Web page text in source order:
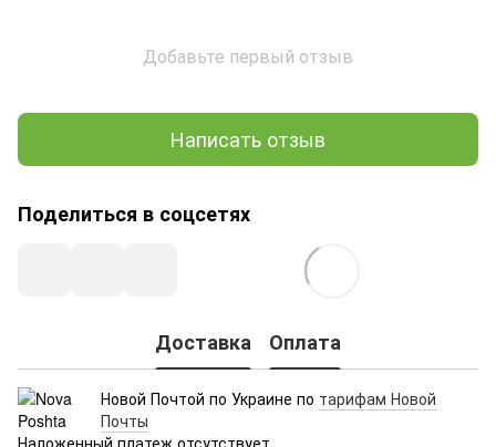
Добавьте первый отзыв
Написать отзыв
Поделиться в соцсетях
Доставка Оплата
Новой Почтой по Украине по тарифам Новой
Почты
Наложенный платеж отсутствует.